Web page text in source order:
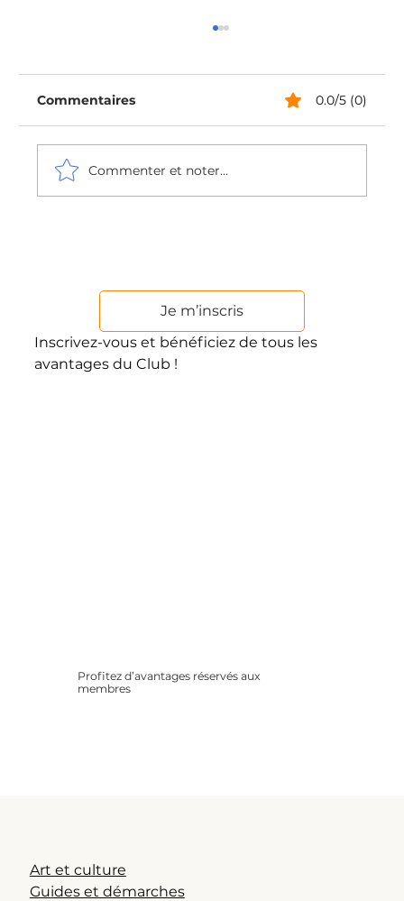
Je m’inscris
Inscrivez-vous et bénéficiez de tous les
avantages du Club !
Profitez d’avantages réservés aux
membres
Commentaires 0.0/5 (0)
Commenter et noter...
Art et culture
Guides et démarches